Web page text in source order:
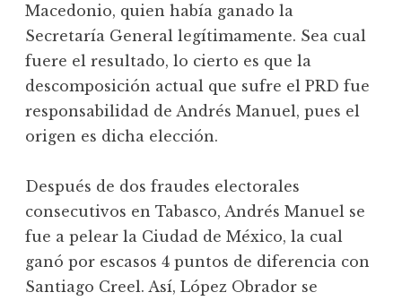
Macedonio, quien había ganado la
Secretaría General legítimamente. Sea cual
fuere el resultado, lo cierto es que la
descomposición actual que sufre el PRD fue
responsabilidad de Andrés Manuel, pues el
origen es dicha elección.
Después de dos fraudes electorales
consecutivos en Tabasco, Andrés Manuel se
fue a pelear la Ciudad de México, la cual
ganó por escasos 4 puntos de diferencia con
Santiago Creel. Así, López Obrador se